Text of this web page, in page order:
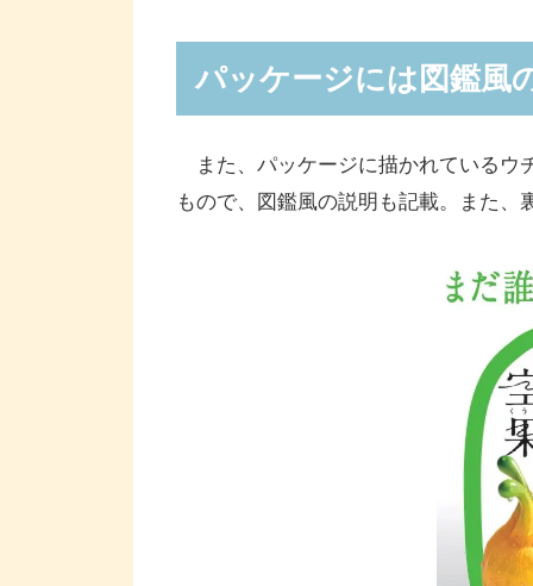
パッケージには図鑑風
また、パッケージに描かれているウ
もので、図鑑風の説明も記載。また、